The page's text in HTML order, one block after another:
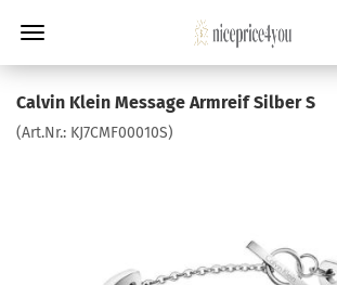
Calvin Klein Message Armreif Silber S
(Art.Nr.: KJ7CMF00010S)